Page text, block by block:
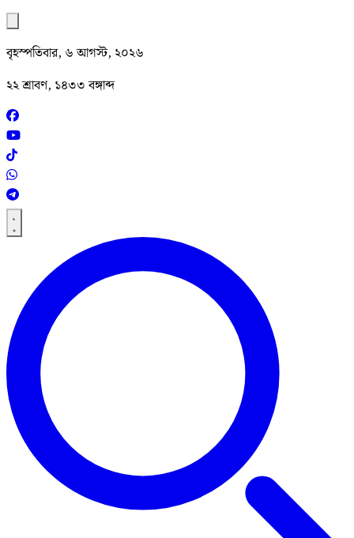
বৃহস্পতিবার, ৬ আগস্ট, ২০২৬
২২ শ্রাবণ, ১৪৩৩ বঙ্গাব্দ